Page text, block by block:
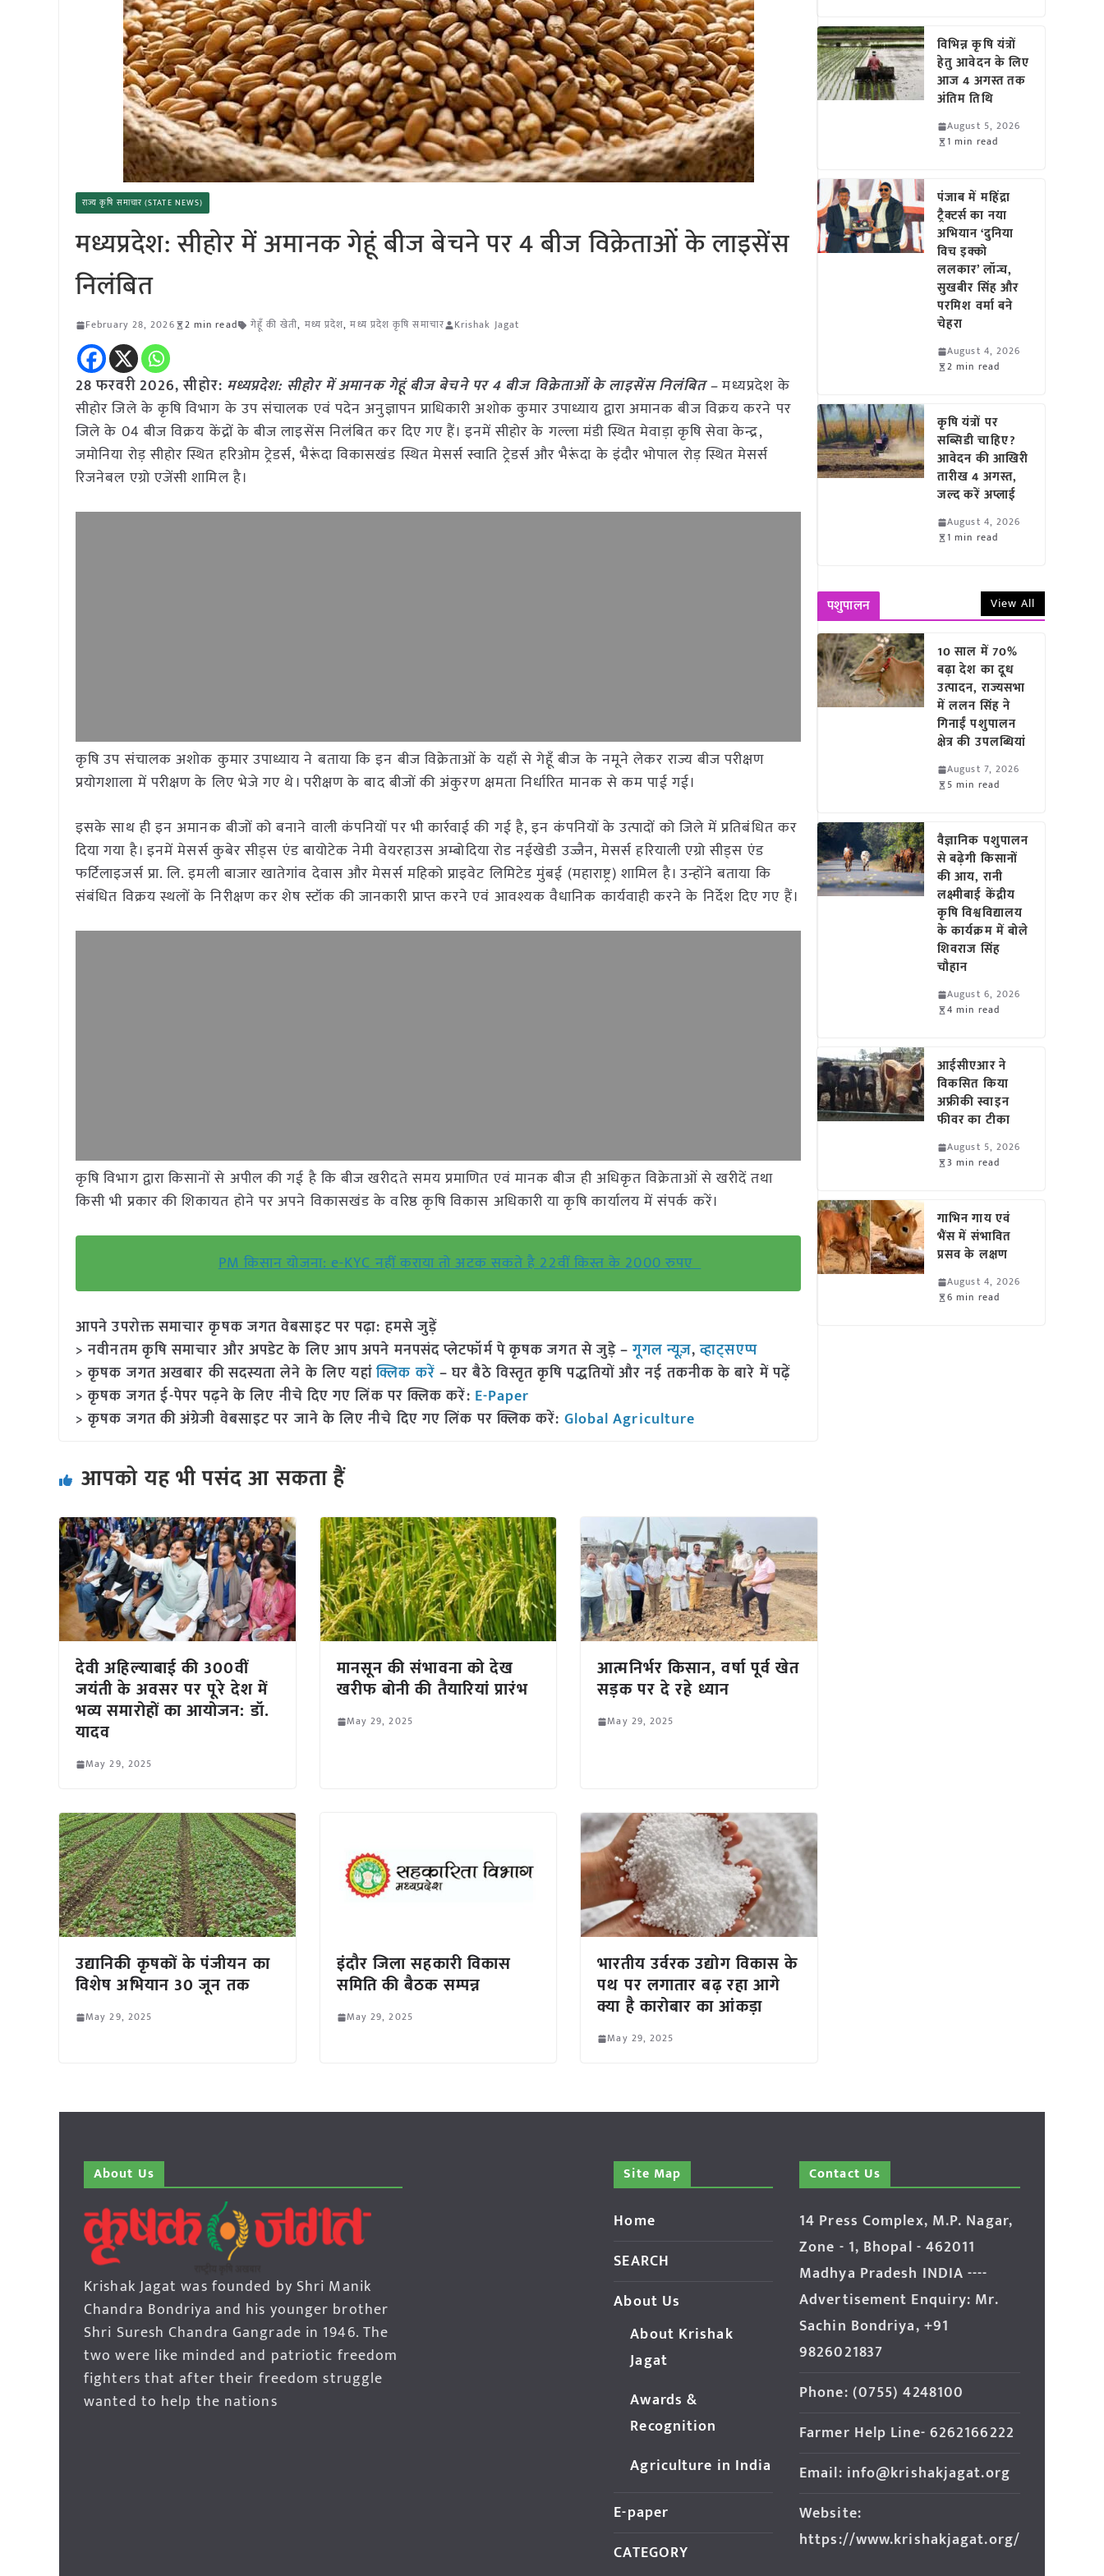
राज्य कृषि समाचार (STATE NEWS)
मध्यप्रदेश: सीहोर में अमानक गेहूं बीज बेचने पर 4 बीज विक्रेताओं के लाइसेंस
निलंबित
February 28, 2026 2 min read गेहूँ की खेती, मध्य प्रदेश,मध्य प्रदेश कृषि समाचार Krishak Jagat
28 फरवरी 2026, सीहोर: मध्यप्रदेश: सीहोर में अमानक गेहूं बीज बेचने पर 4 बीज विक्रेताओं के लाइसेंस निलंबित –मध्यप्रदेश के
सीहोर जिले के कृषि विभाग के उप संचालक एवं पदेन अनुज्ञापन प्राधिकारी अशोक कुमार उपाध्याय द्वारा अमानक बीज विक्रय करने पर
जिले के 04 बीज विक्रय केंद्रों के बीज लाइसेंस निलंबित कर दिए गए हैं। इनमें सीहोर के गल्ला मंडी स्थित मेवाड़ा कृषि सेवा केन्द्र,
जमोनिया रोड़ सीहोर स्थित हरिओम ट्रेडर्स, भैरूंदा विकासखंड स्थित मेसर्स स्वाति ट्रेडर्स और भैरूंदा के इंदौर भोपाल रोड़ स्थित मेसर्स
रिजनेबल एग्रो एजेंसी शामिल है।
कृषि उप संचालक अशोक कुमार उपाध्याय ने बताया कि इन बीज विक्रेताओं के यहाँ से गेहूँ बीज के नमूने लेकर राज्य बीज परीक्षण
प्रयोगशाला में परीक्षण के लिए भेजे गए थे। परीक्षण के बाद बीजों की अंकुरण क्षमता निर्धारित मानक से कम पाई गई।
इसके साथ ही इन अमानक बीजों को बनाने वाली कंपनियों पर भी कार्रवाई की गई है, इन कंपनियों के उत्पादों को जिले में प्रतिबंधित कर
दिया गया है। इनमें मेसर्स कुबेर सीड्स एंड बायोटेक नेमी वेयरहाउस अम्बोदिया रोड नईखेडी उज्जैन, मेसर्स हरियाली एग्रो सीड्स एंड
फर्टिलाइजर्स प्रा. लि. इमली बाजार खातेगांव देवास और मेसर्स महिको प्राइवेट लिमिटेड मुंबई (महाराष्ट्र) शामिल है। उन्होंने बताया कि
संबंधित विक्रय स्थलों के निरीक्षण कर शेष स्टॉक की जानकारी प्राप्त करने एवं आवश्यक वैधानिक कार्यवाही करने के निर्देश दिए गए हैं।
कृषि विभाग द्वारा किसानों से अपील की गई है कि बीज खरीदते समय प्रमाणित एवं मानक बीज ही अधिकृत विक्रेताओं से खरीदें तथा
किसी भी प्रकार की शिकायत होने पर अपने विकासखंड के वरिष्ठ कृषि विकास अधिकारी या कृषि कार्यालय में संपर्क करें।
PM किसान योजना: e-KYC नहीं कराया तो अटक सकते है 22वीं किस्त के 2000 रुपए
आपने उपरोक्त समाचार कृषक जगत वेबसाइट पर पढ़ा: हमसे जुड़ें
> नवीनतम कृषि समाचार और अपडेट के लिए आप अपने मनपसंद प्लेटफॉर्म पे कृषक जगत से जुड़े –गूगल न्यूज़,व्हाट्सएप्प
> कृषक जगत अखबार की सदस्यता लेने के लिए यहांक्लिक करें – घर बैठे विस्तृत कृषि पद्धतियों और नई तकनीक के बारे में पढ़ें
> कृषक जगत ई-पेपर पढ़ने के लिए नीचे दिए गए लिंक पर क्लिक करें: E-Paper
> कृषक जगत की अंग्रेजी वेबसाइट पर जाने के लिए नीचे दिए गए लिंक पर क्लिक करें: Global Agriculture
आपको यह भी पसंद आ सकता हैं
देवी अहिल्याबाई की 300वीं
जयंती के अवसर पर पूरे देश में
भव्य समारोहों का आयोजन: डॉ.
यादव
May 29, 2025
मानसून की संभावना को देख
खरीफ बोनी की तैयारियां प्रारंभ
May 29, 2025
आत्मनिर्भर किसान, वर्षा पूर्व खेत
सड़क पर दे रहे ध्यान
May 29, 2025
उद्यानिकी कृषकों के पंजीयन का
विशेष अभियान 30 जून तक
May 29, 2025
इंदौर जिला सहकारी विकास
समिति की बैठक सम्पन्न
May 29, 2025
भारतीय उर्वरक उद्योग विकास के
पथ पर लगातार बढ़ रहा आगे
क्या है कारोबार का आंकड़ा
May 29, 2025
विभिन्न कृषि यंत्रों
हेतु आवेदन के लिए
आज 4 अगस्त तक
अंतिम तिथि
August 5, 2026
1 min read
पंजाब में महिंद्रा
ट्रैक्टर्स का नया
अभियान ‘दुनिया
विच इक्को
ललकार’ लॉन्च,
सुखबीर सिंह और
परमिश वर्मा बने
चेहरा
August 4, 2026
2 min read
कृषि यंत्रों पर
सब्सिडी चाहिए?
आवेदन की आखिरी
तारीख 4 अगस्त,
जल्द करें अप्लाई
August 4, 2026
1 min read
पशुपालन View All
10 साल में 70%
बढ़ा देश का दूध
उत्पादन, राज्यसभा
में ललन सिंह ने
गिनाईं पशुपालन
क्षेत्र की उपलब्धियां
August 7, 2026
5 min read
वैज्ञानिक पशुपालन
से बढ़ेगी किसानों
की आय, रानी
लक्ष्मीबाई केंद्रीय
कृषि विश्वविद्यालय
के कार्यक्रम में बोले
शिवराज सिंह
चौहान
August 6, 2026
4 min read
आईसीएआर ने
विकसित किया
अफ्रीकी स्वाइन
फीवर का टीका
August 5, 2026
3 min read
गाभिन गाय एवं
भैंस में संभावित
प्रसव के लक्षण
August 4, 2026
6 min read
About Us
Krishak Jagat was founded by Shri Manik
Chandra Bondriya and his younger brother
Shri Suresh Chandra Gangrade in 1946. The
two were like minded and patriotic freedom
fighters that after their freedom struggle
wanted to help the nations
Site Map
Home
SEARCH
About Us
About Krishak
Jagat
Awards &
Recognition
Agriculture in India
E-paper
CATEGORY
Contact Us
14 Press Complex, M.P. Nagar,
Zone - 1, Bhopal - 462011
Madhya Pradesh INDIA ----
Advertisement Enquiry: Mr.
Sachin Bondriya, +91
9826021837
Phone: (0755) 4248100
Farmer Help Line- 6262166222
Email: info@krishakjagat.org
Website:
https://www.krishakjagat.org/